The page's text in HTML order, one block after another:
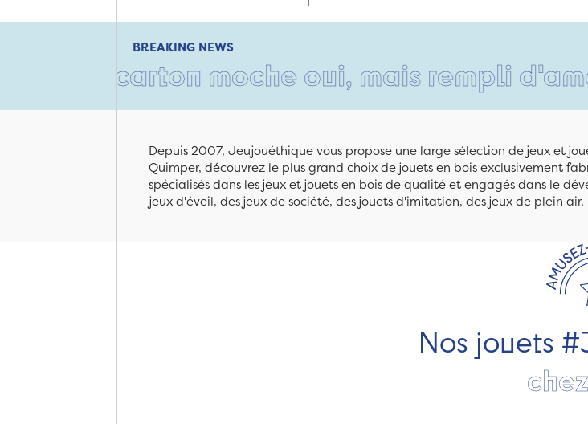
BREAKING NEWS
carton moche oui, mais rempli d'amour •
Depuis 2007, Jeujouéthique vous propose une large sélection de jeux et
Quimper, découvrez le plus grand choix de jouets en bois exclusivement
spécialisés dans les jeux et jouets en bois de qualité et engagés dans le
jeux d'éveil, des jeux de société, des jouets d'imitation, des jeux de plein air,
Nos jouets